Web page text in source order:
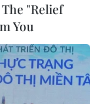
"Relief
You